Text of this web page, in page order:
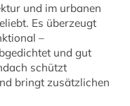
und im urbanen
Es überzeugt
–
und gut
schützt
bringt zusätzlichen